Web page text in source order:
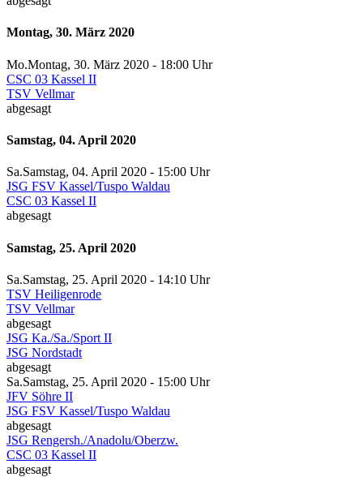
Montag, 30. März 2020
Mo.Montag, 30. März 2020 - 18:00 Uhr
CSC 03 Kassel II
TSV Vellmar
abgesagt
Samstag, 04. April 2020
Sa.Samstag, 04. April 2020 - 15:00 Uhr
JSG FSV Kassel/Tuspo Waldau
CSC 03 Kassel II
abgesagt
Samstag, 25. April 2020
Sa.Samstag, 25. April 2020 - 14:10 Uhr
TSV Heiligenrode
TSV Vellmar
abgesagt
JSG Ka./Sa./Sport II
JSG Nordstadt
abgesagt
Sa.Samstag, 25. April 2020 - 15:00 Uhr
JFV Söhre II
JSG FSV Kassel/Tuspo Waldau
abgesagt
JSG Rengersh./Anadolu/Oberzw.
CSC 03 Kassel II
abgesagt